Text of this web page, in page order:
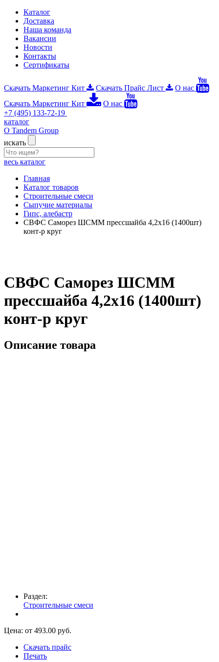
Каталог
Доставка
Наша команда
Вакансии
Новости
Контакты
Сертификаты
Скачать Маркетинг Кит Скачать Прайс Лист
О нас
Скачать Маркетинг Кит
О нас
+7 (495) 133-72-19
каталог
О Tandem Group
искать
весь каталог
Главная
Каталог товаров
Строительные смеси
Сыпучие материалы
Гипс, алебастр
СВФС Саморез ШСММ прессшайба 4,2х16 (1400шт)
конт-р круг
СВФС Саморез ШСММ
прессшайба 4,2х16 (1400шт)
конт-р круг
Описание товара
Раздел:
Строительные смеси
Цена: от 493.00 руб.
Скачать прайс
Печать